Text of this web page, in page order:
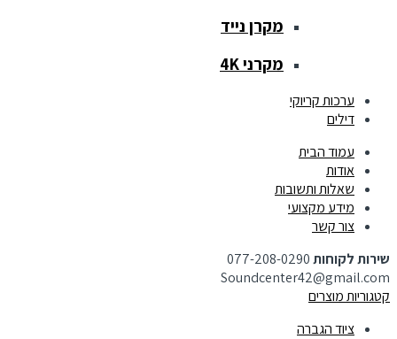
מקרן נייד
מקרני 4K
ערכות קריוקי
דילים
עמוד הבית
אודות
שאלות ותשובות
מידע מקצועי
צור קשר
שירות לקוחות077-208-0290
Soundcenter42@gmail.com
קטגוריות מוצרים
ציוד הגברה